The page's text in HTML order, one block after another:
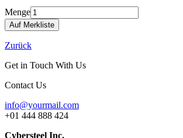
Menge
Zurück
Get in Touch With Us
Contact Us
info@yourmail.com
+01 444 888 424
Cybersteel Inc.